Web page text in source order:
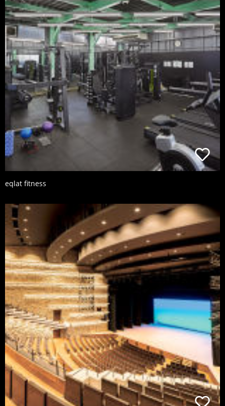
eqlat fitness